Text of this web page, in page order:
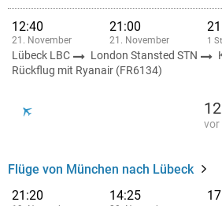
12:40
21. November
21:00
21. November 1
Lübeck LBC London Stansted STN
Rückflug mit Ryanair (FR6134)
vor
Flüge von München nach Lübeck
21:20
14:25